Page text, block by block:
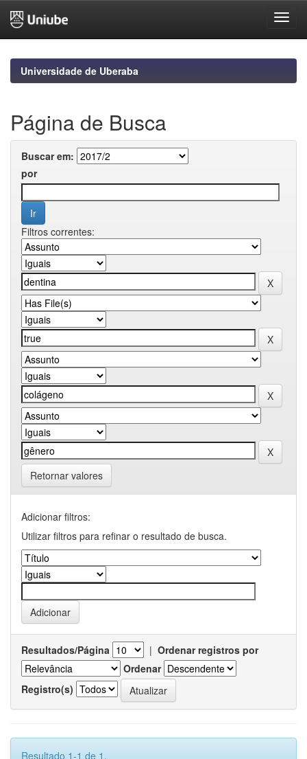
navigationUniversidade de Uberaba
Página de Busca
Buscar em:
por
Filtros correntes:
Retornar valores
Adicionar filtros:
Utilizar filtros para refinar o resultado de busca.
Resultados/Página | Ordenar registros por
Ordenar
Registro(s)
Resultado 1-1 de 1.